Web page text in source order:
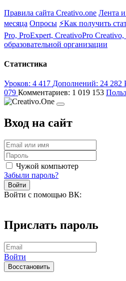
Правила сайта Creativo.one Лента
месяца Опросы ⚡️Как получить
Pro, ProExpert, CreativoPro Creativo,
образовательной организации
Статистика
Уроков: 4 417 Дополнений: 24 282
079 Комментариев: 1 019 153
Вход на сайт
Чужой компьютер
Забыли пароль?
Войти
Войти с помощью ВК:
Прислать пароль
Войти
Восстановить